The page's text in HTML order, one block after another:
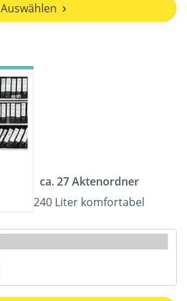
Auswählen
ca. 27 Aktenordner
240 Liter komfortabel